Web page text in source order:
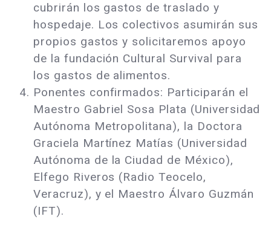
cubrirán los gastos de traslado y
hospedaje. Los colectivos asumirán sus
propios gastos y solicitaremos apoyo
de la fundación Cultural Survival para
los gastos de alimentos.
Ponentes confirmados: Participarán el
Maestro Gabriel Sosa Plata (Universidad
Autónoma Metropolitana), la Doctora
Graciela Martínez Matías (Universidad
Autónoma de la Ciudad de México),
Elfego Riveros (Radio Teocelo,
Veracruz), y el Maestro Álvaro Guzmán
(IFT).